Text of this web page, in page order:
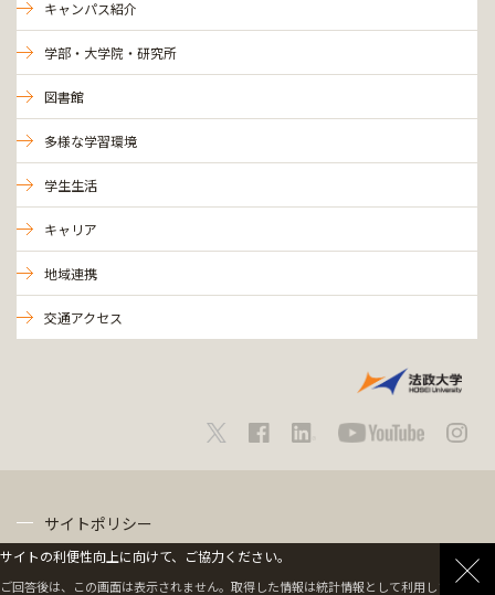
キャンパス紹介
学部・大学院・研究所
図書館
多様な学習環境
学生生活
キャリア
地域連携
交通アクセス
サイトポリシー
サイトの利便性向上に向けて、ご協力ください。
ご回答後は、この画面は表示されません。取得した情報は統計情報として利用します。